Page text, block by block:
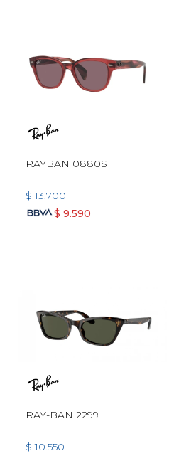
RAYBAN 0880S
$ 13.700
$ 9.590
RAY-BAN 2299
$ 10.550